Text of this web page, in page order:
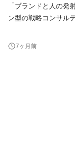
「ブランドと人の発
ン型の戦略コンサル
をリードしていただきます。 マーケティング戦
フェーズにおけるデ
7ヶ月前